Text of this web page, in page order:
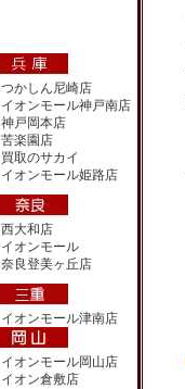
つかしん尼崎店
イオンモール神戸南店
神戸岡本店
苦楽園店
買取のサカイ
イオンモール姫路店
西大和店
イオンモール
奈良登美ヶ丘店
イオンモール津南店
イオンモール岡山店
イオン倉敷店